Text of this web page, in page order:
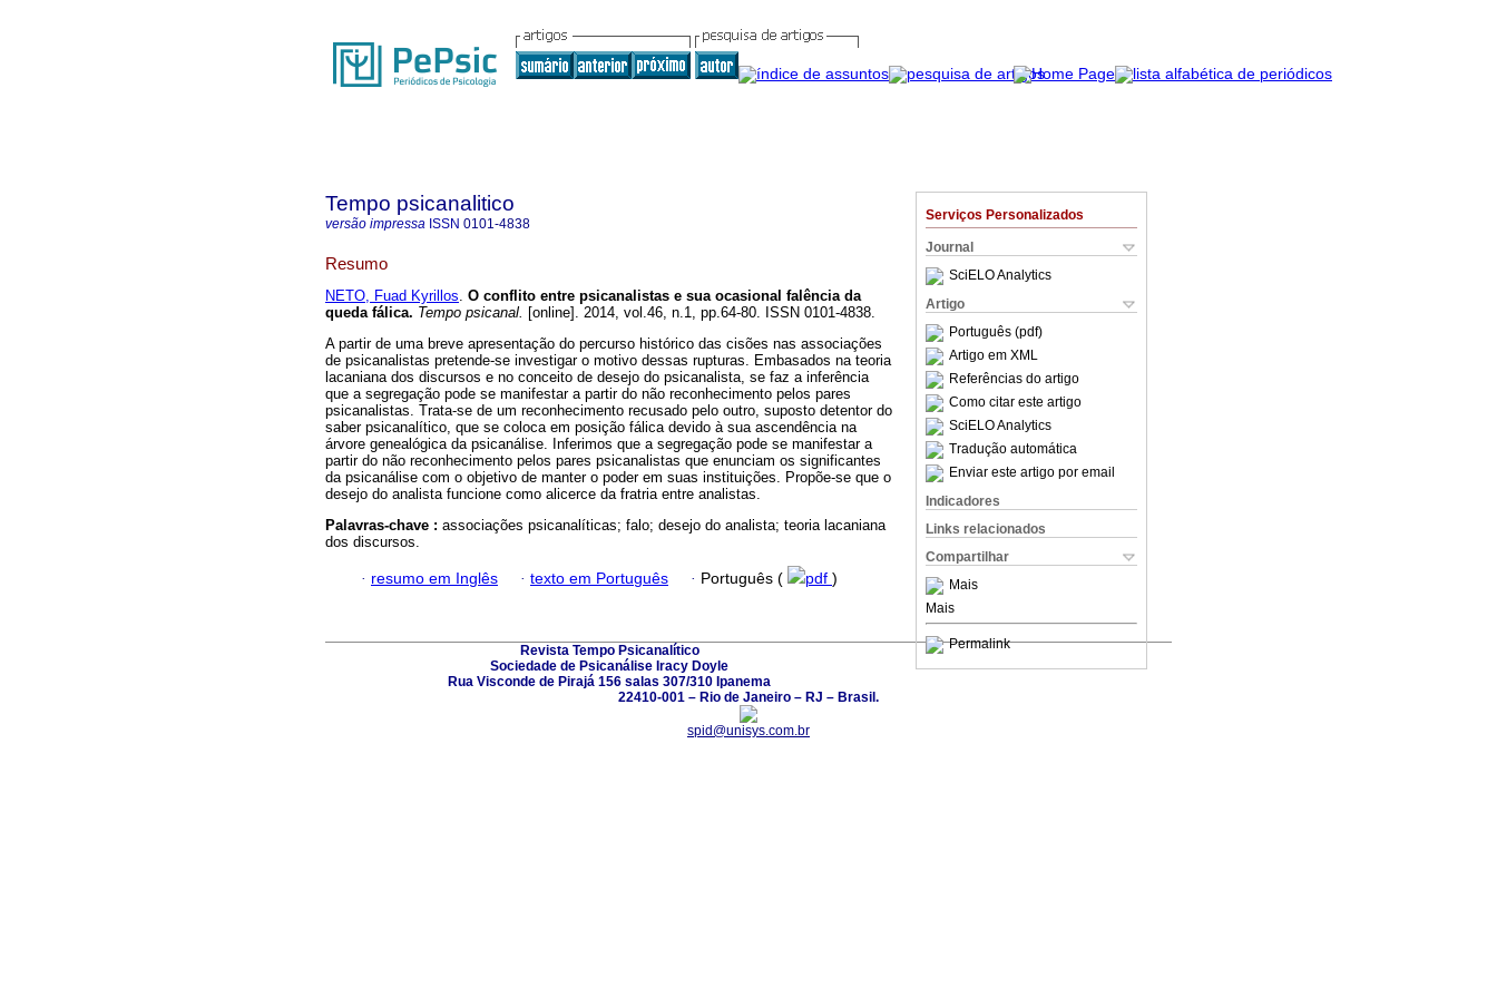
Serviços Personalizados
Journal
SciELO Analytics
Artigo
Português (pdf)
Artigo em XML
Referências do artigo
Como citar este artigo
SciELO Analytics
Tradução automática
Enviar este artigo por email
Indicadores
Links relacionados
Compartilhar
Mais
Mais
Permalink
Tempo psicanalitico
versão impressa ISSN 0101-4838
Resumo
NETO, Fuad Kyrillos. O conflito entre psicanalistas e sua ocasional falência da
queda fálica. Tempo psicanal. [online]. 2014, vol.46, n.1, pp.64-80. ISSN 0101-4838.
A partir de uma breve apresentação do percurso histórico das cisões nas associações
de psicanalistas pretende-se investigar o motivo dessas rupturas. Embasados na teoria
lacaniana dos discursos e no conceito de desejo do psicanalista, se faz a inferência
que a segregação pode se manifestar a partir do não reconhecimento pelos pares
psicanalistas. Trata-se de um reconhecimento recusado pelo outro, suposto detentor do
saber psicanalítico, que se coloca em posição fálica devido à sua ascendência na
árvore genealógica da psicanálise. Inferimos que a segregação pode se manifestar a
partir do não reconhecimento pelos pares psicanalistas que enunciam os significantes
da psicanálise com o objetivo de manter o poder em suas instituições. Propõe-se que o
desejo do analista funcione como alicerce da fratria entre analistas.
Palavras-chave : associações psicanalíticas; falo; desejo do analista; teoria lacaniana
dos discursos.
· resumo em Inglês · texto em Português · Português ( pdf )
Revista Tempo Psicanalítico
Sociedade de Psicanálise Iracy Doyle
Rua Visconde de Pirajá 156 salas 307/310 Ipanema
22410-001 – Rio de Janeiro – RJ – Brasil.
spid@unisys.com.br